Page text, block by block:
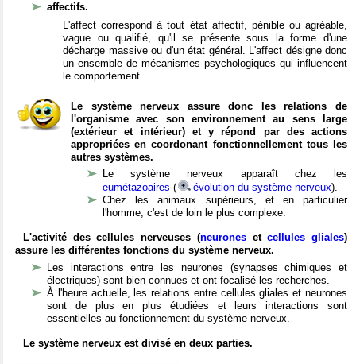
affectifs.
L'affect correspond à tout état affectif, pénible ou agréable,
vague ou qualifié, qu'il se présente sous la forme d'une
décharge massive ou d'un état général. L'affect désigne donc
un ensemble de mécanismes psychologiques qui influencent
le comportement.
Le système nerveux assure donc les relations de
l'organisme avec son environnement au sens large
(extérieur et intérieur) et y répond par des actions
appropriées en coordonant fonctionnellement tous les
autres systèmes.
Le système nerveux apparaît chez les
eumétazoaires ( évolution du système nerveux).
Chez les animaux supérieurs, et en particulier
l'homme, c'est de loin le plus complexe.
L'activité des cellules nerveuses (neuronesetcellules gliales)
assure les différentes fonctions du système nerveux.
Les interactions entre les neurones (synapses chimiques et
électriques) sont bien connues et ont focalisé les recherches.
À l'heure actuelle, les relations entre cellules gliales et neurones
sont de plus en plus étudiées et leurs interactions sont
essentielles au fonctionnement du système nerveux.
Le système nerveux est divisé en deux parties.